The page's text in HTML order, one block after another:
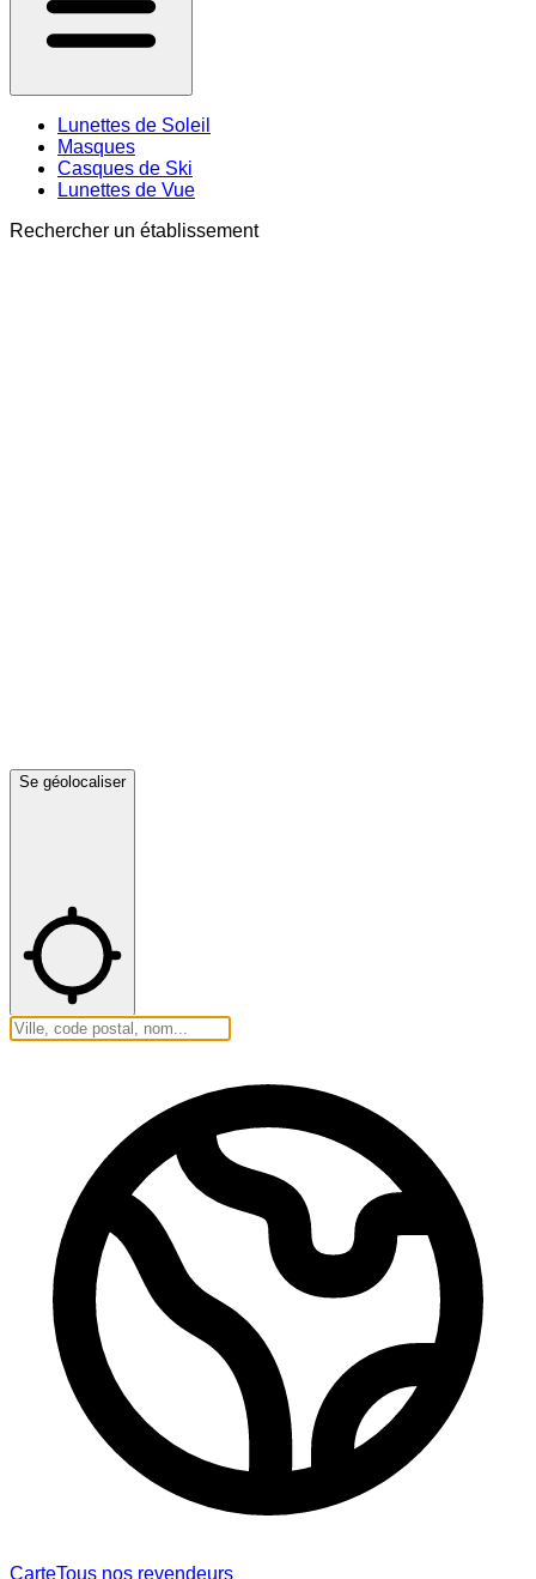
Lunettes de Soleil
Masques
Casques de Ski
Lunettes de Vue
Rechercher un établissement
Se géolocaliser
CarteTous nos revendeurs